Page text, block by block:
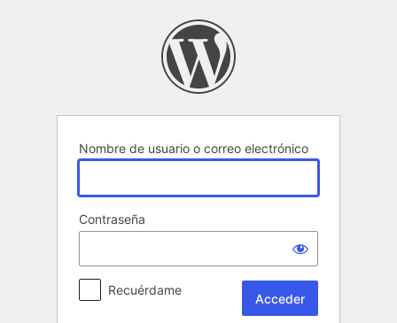
Nombre de usuario o correo electrónico
Contraseña
Recuérdame